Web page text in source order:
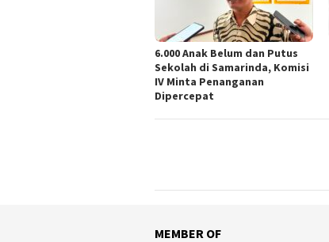
6.000 Anak Belum dan Putus
Sekolah di Samarinda, Komisi
IV Minta Penanganan
Dipercepat
MEMBER OF